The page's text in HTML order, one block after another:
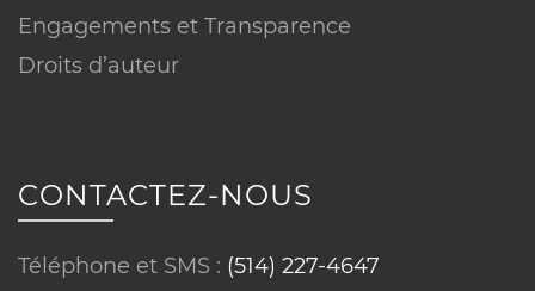
Engagements et Transparence
Droits d’auteur
CONTACTEZ-NOUS
Téléphone et SMS : (514) 227-4647